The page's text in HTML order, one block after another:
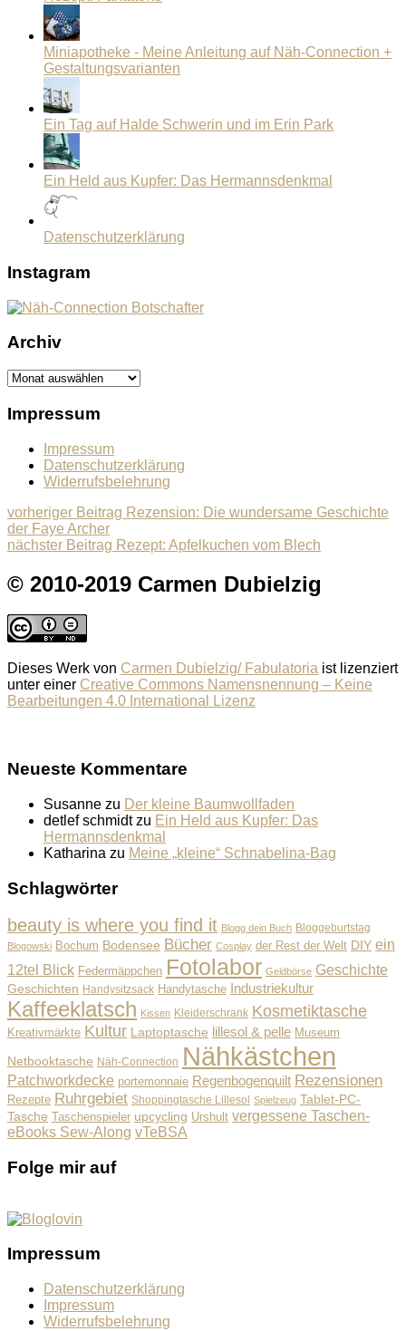
Miniapotheke - Meine Anleitung auf Näh-Connection +
Gestaltungsvarianten
Ein Tag auf Halde Schwerin und im Erin Park
Ein Held aus Kupfer: Das Hermannsdenkmal
Datenschutzerklärung
Instagram
Archiv
Archiv
Impressum
Impressum
Datenschutzerklärung
Widerrufsbelehrung
Beitragsnavigation
vorheriger Beitrag Previous
Rezension: Die wundersame Geschichte
der Faye Archer
nächster Beitrag Next
Rezept: Apfelkuchen vom Blech
© 2010-2019 Carmen Dubielzig
Dieses Werk von Carmen Dubielzig/ Fabulatoria ist lizenziert
unter einer Creative Commons Namensnennung – Keine
Bearbeitungen 4.0 International Lizenz
Neueste Kommentare
Susanne zu Der kleine Baumwollfaden
detlef schmidtzu Ein Held aus Kupfer: Das
Hermannsdenkmal
Katharina zu Meine „kleine“ Schnabelina-Bag
Schlagwörter
beauty is where you find it Blogg dein Buch Bloggeburtstag
Blogowski Bochum Bodensee Bücher Cosplay der Rest der Welt DIY ein
12tel Blick Federmäppchen Fotolabor Geldbörse Geschichte
Geschichten Handysitzsack Handytasche Industriekultur
Kaffeeklatsch Kissen Kleiderschrank Kosmetiktasche
Kreativmärkte Kultur Laptoptasche lillesol & pelle Museum
Netbooktasche Näh-Connection Nähkästchen
Patchworkdecke portemonnaie Regenbogenquilt Rezensionen
Rezepte Ruhrgebiet Shoppingtasche Lillesol Spielzeug Tablet-PC-
Tasche Taschenspieler upcycling Urshult vergessene Taschen-
eBooks Sew-Along vTeBSA
Folge mir auf
Impressum
Datenschutzerklärung
Impressum
Widerrufsbelehrung